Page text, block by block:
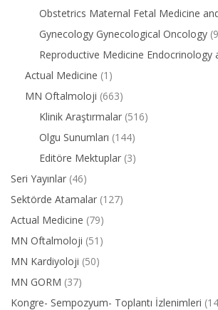
Obstetrics Maternal Fetal Medicine
Gynecology Gynecological Oncology
Reproductive Medicine Endocrinology
Actual Medicine (1)
MN Oftalmoloji (663)
Klinik Araştırmalar (516)
Olgu Sunumları (144)
Editöre Mektuplar (3)
Seri Yayınlar (46)
Sektörde Atamalar (127)
Actual Medicine (79)
MN Oftalmoloji (51)
MN Kardiyoloji (50)
MN GORM (37)
Kongre- Sempozyum- Toplantı İzlenimleri